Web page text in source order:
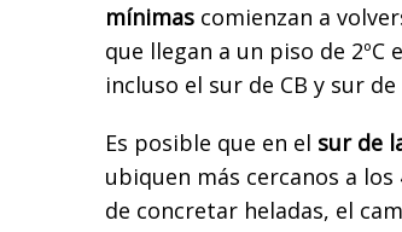
mínimas comienzan a
que llegan a un piso de 2ºC
incluso el sur de CB y sur de
Es posible que en el sur de
ubiquen más cercanos a los
de concretar heladas, el